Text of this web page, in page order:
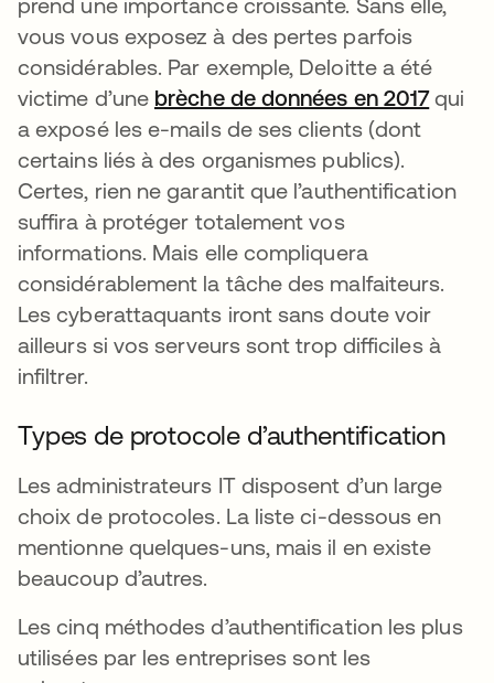
vous vous exposez à des pertes parfois
considérables. Par exemple, Deloitte a été
victime d’une brèche de données en 2017qui
a exposé les e-mails de ses clients (dont
certains liés à des organismes publics).
Certes, rien ne garantit que l’authentification
suffira à protéger totalement vos
informations. Mais elle compliquera
considérablement la tâche des malfaiteurs.
Les cyberattaquants iront sans doute voir
ailleurs si vos serveurs sont trop difficiles à
infiltrer.
Types de protocole d’authentification
Les administrateurs IT disposent d’un large
choix de protocoles. La liste ci-dessous en
mentionne quelques-uns, mais il en existe
beaucoup d’autres.
Les cinq méthodes d’authentification les plus
utilisées par les entreprises sont les